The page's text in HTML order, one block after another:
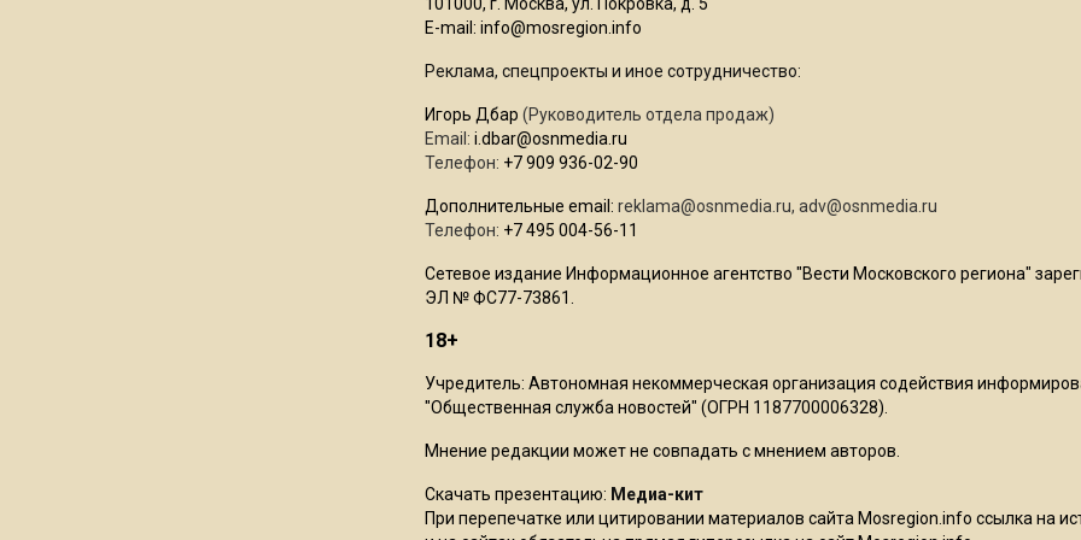
E-mail: info@mosregion.info
Реклама, спецпроекты и иное сотрудничество:
Игорь Дбар (Руководитель отдела продаж)
Email: i.dbar@osnmedia.ru
Телефон: +7 909 936-02-90
Дополнительные email: reklama@osnmedia.ru, adv@osnmedia.ru
Телефон: +7 495 004-56-11
Сетевое издание Информационное агентство "Вести Московского региона"
ЭЛ № ФС77-73861.
18+
Учредитель: Автономная некоммерческая организация содействия
"Общественная служба новостей" (ОГРН 1187700006328).
Мнение редакции может не совпадать с мнением авторов.
Скачать презентацию: Медиа-кит
При перепечатке или цитировании материалов сайта Mosregion.info ссылка на